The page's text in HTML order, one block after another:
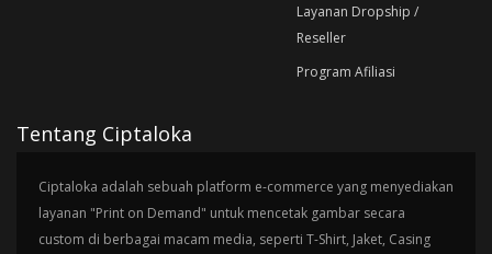
Layanan Dropship /
Reseller
Program Afiliasi
Tentang Ciptaloka
Ciptaloka adalah sebuah platform e-commerce yang menyediakan
layanan "Print on Demand" untuk mencetak gambar secara
custom di berbagai macam media, seperti T-Shirt, Jaket, Casing